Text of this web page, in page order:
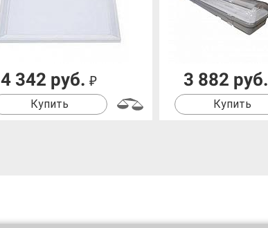
4 342 руб. ₽
Купить
3 882 руб.
Купить